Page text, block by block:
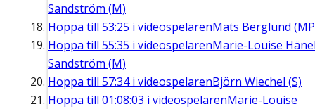
Sandström (M)
Hoppa till 53:25 i videospelarenMats Berglund
Hoppa till 55:35 i videospelarenMarie-Louise
Sandström (M)
Hoppa till 57:34i videospelarenBjörn Wiechel (S)
Hoppa till 01:08:03 i videospelarenMarie-Louise